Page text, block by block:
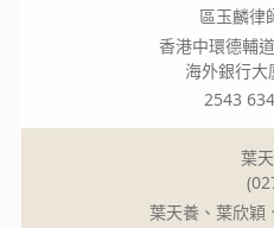
區玉麟律
香港中環德輔
海外銀行大
2543
葉
葉天養、葉欣穎